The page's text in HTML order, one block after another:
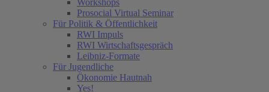
Workshops
Prosocial Virtual Seminar
Für Politik & Öffentlichkeit
RWI Impuls
RWI Wirtschaftsgespräch
Leibniz-Formate
Für Jugendliche
Ökonomie Hautnah
Yes!